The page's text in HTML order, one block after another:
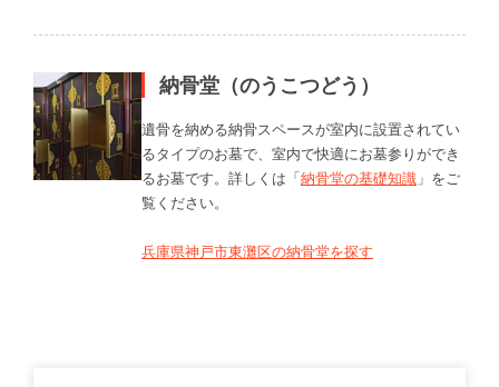
納骨堂（のうこつどう）
遺骨を納める納骨スペースが室内に設置されてい
るタイプのお墓で、室内で快適にお墓参りができ
るお墓です。詳しくは「納骨堂の基礎知識 」をご
覧ください。
兵庫県神戸市東灘区の納骨堂を探す